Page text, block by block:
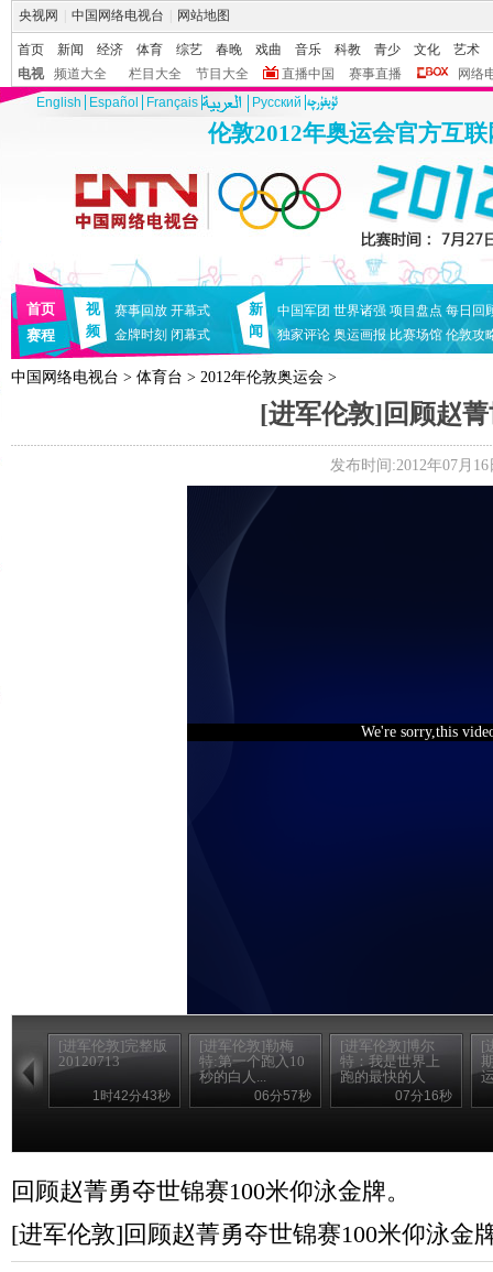
央视网 中国网络电视台 网站地图
首页 新闻 经济 体育 综艺 春晚 戏曲 音乐 科教 青少 文化
艺术
电视
频道大全 栏目大全 节目大全 直播中国 赛事直播
网络
English
Español Français Pусский
伦敦2012年奥运会官方互
首页
赛程
视
频
赛事回放 开幕式
金牌时刻 闭幕式
新
闻
中国军团 世界诸强 项目盘点 每日回
独家评论 奥运画报 比赛场馆 伦敦攻
中国网络电视台 > 体育台 > 2012年伦敦奥运会 >
[进军伦敦]回顾赵
发布时间:2012年07月
We're sorry,this
[进军伦敦]完整版
20120713
1时42分43秒
[进军伦敦]勒梅
特:第一个跑入10
秒的白人...
06分57秒
[进军伦敦]博尔
特：我是世界上
跑的最快的人
07分16秒
[
回顾赵菁勇夺世锦赛100米仰泳金牌。
[进军伦敦]回顾赵菁勇夺世锦赛100米仰泳金